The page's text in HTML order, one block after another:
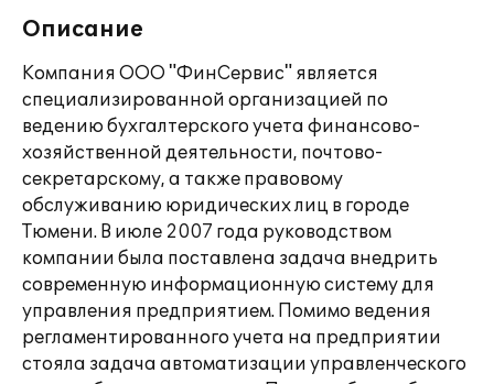
Описание
Компания ООО "ФинСервис" является
специализированной организацией по
ведению бухгалтерского учета финансово-
хозяйственной деятельности, почтово-
секретарскому, а также правовому
обслуживанию юридических лиц в городе
Тюмени. В июле 2007 года руководством
компании была поставлена задача внедрить
современную информационную систему для
управления предприятием. Помимо ведения
регламентированного учета на предприятии
стояла задача автоматизации управленческого